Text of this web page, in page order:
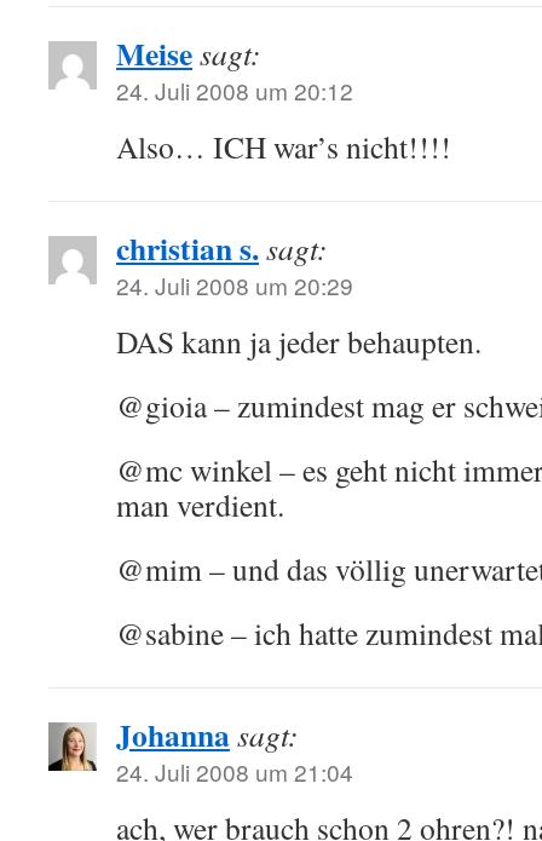
Meisesagt:
24. Juli 2008 um 20:12
Also… ICH war’s nicht!!!!
christian s.sagt:
24. Juli 2008 um 20:29
DAS kann ja jeder behaupten.
@gioia – zumindest mag er
@mc winkel – es geht nicht
man verdient.
@mim – und das völlig
@sabine – ich hatte zumindest
Johannasagt:
24. Juli 2008 um 21:04
ach, wer brauch schon 2 ohren?!